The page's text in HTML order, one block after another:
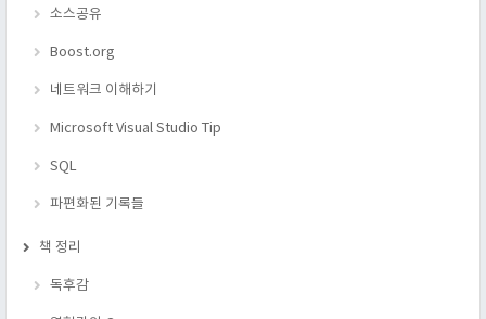
소스공유
Boost.org
네트워크 이해하기
Microsoft Visual Studio Tip
SQL
파편화된 기록들
책 정리
독후감